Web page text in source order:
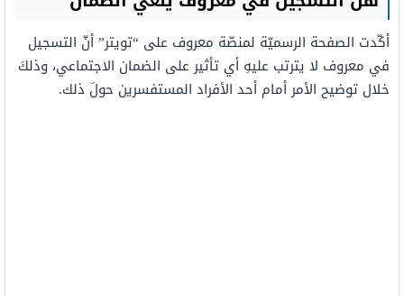
أكّدت الصفحة الرسميّة لمنصّة معروف على “تويتر” أنّ التسجيل
في معروف لا يترتب عليهِ أي تأثير على الضمان الاجتماعي، وذلكَ
خلال توضيح الأمر أمام أحد الأفراد المستفسرين حولَ ذلك.